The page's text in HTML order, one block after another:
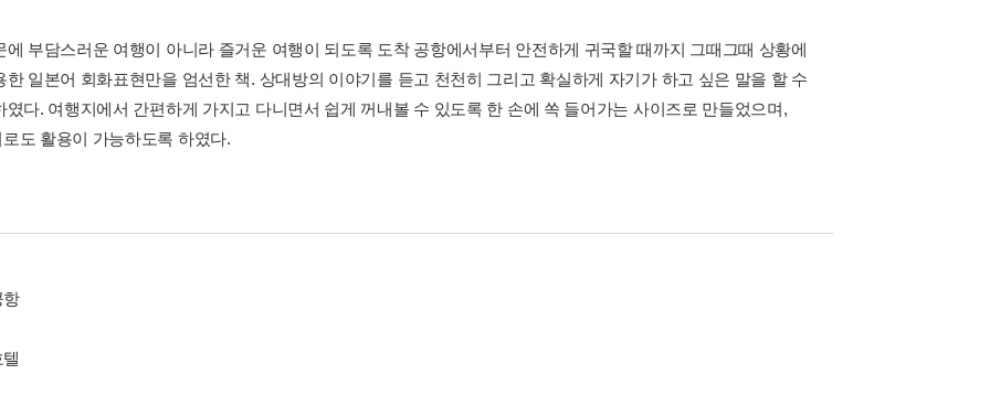
에 부담스러운 여행이 아니라 즐거운 여행이 되도록 도착 공항에서부터 안전하게 귀국할 때까지 그때그때 상황에
한 일본어 회화표현만을 엄선한 책. 상대방의 이야기를 듣고 천천히 그리고 확실하게 자기가 하고 싶은 말을 할 수
였다. 여행지에서 간편하게 가지고 다니면서 쉽게 꺼내볼 수 있도록 한 손에 쏙 들어가는 사이즈로 만들었으며,
도 활용이 가능하도록 하였다.
항